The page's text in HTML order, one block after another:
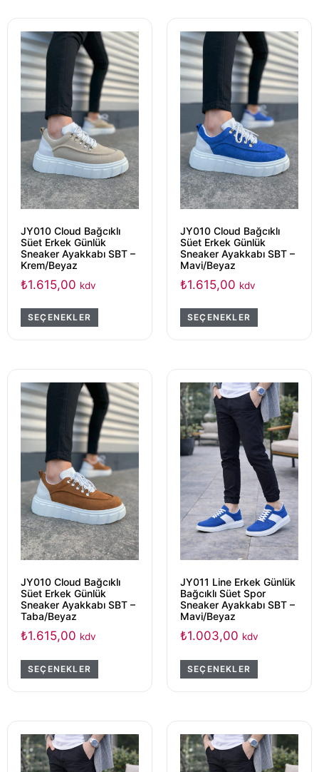
JY010 Cloud Bağcıklı
Süet Erkek Günlük
Sneaker Ayakkabı SBT –
Krem/Beyaz
₺1.615,00 kdv
SEÇENEKLER
JY010 Cloud Bağcıklı
Süet Erkek Günlük
Sneaker Ayakkabı SBT –
Mavi/Beyaz
₺1.615,00 kdv
SEÇENEKLER
JY010 Cloud Bağcıklı
Süet Erkek Günlük
Sneaker Ayakkabı SBT –
Taba/Beyaz
₺1.615,00 kdv
SEÇENEKLER
JY011 Line Erkek Günlük
Bağcıklı Süet Spor
Sneaker Ayakkabı SBT –
Mavi/Beyaz
₺1.003,00 kdv
SEÇENEKLER